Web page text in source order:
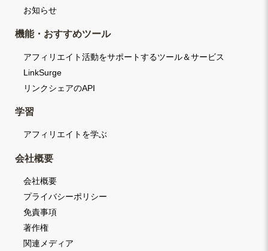
お知らせ
機能・おすすめツール
アフィリエイト活動をサポートするツール＆サービス
LinkSurge
リンクシェアのAPI
学習
アフィリエイトを学ぶ
会社概要
会社概要
プライバシーポリシー
免責事項
著作権
関連メディア